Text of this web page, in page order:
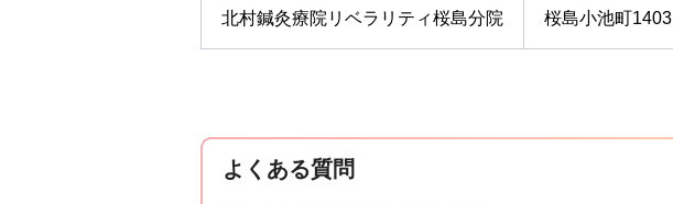
北村鍼灸療院リベラリティ桜島分院 桜島小池町1403
よくある質問